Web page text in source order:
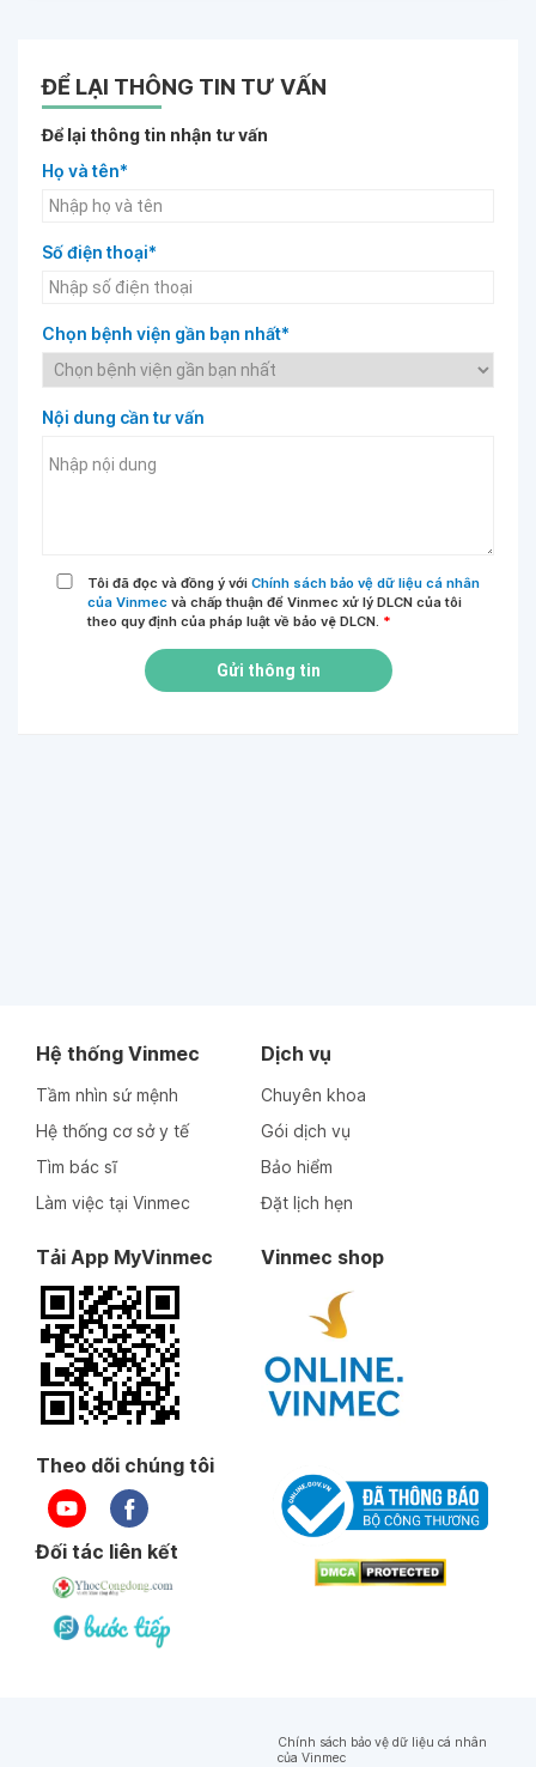
ĐỂ LẠI THÔNG TIN TƯ VẤN
Để lại thông tin nhận tư vấn
Họ và tên*
Số điện thoại*
Chọn bệnh viện gần bạn nhất*
Nội dung cần tư vấn
Tôi đã đọc và đồng ý với Chính sách bảo vệ dữ liệu cá nhân
của Vinmec và chấp thuận để Vinmec xử lý DLCN của tôi
theo quy định của pháp luật về bảo vệ DLCN. *
Gửi thông tin
Hệ thống Vinmec
Tầm nhìn sứ mệnh
Hệ thống cơ sở y tế
Tìm bác sĩ
Làm việc tại Vinmec
Dịch vụ
Chuyên khoa
Gói dịch vụ
Bảo hiểm
Đặt lịch hẹn
Tải App MyVinmec Vinmec shop
Theo dõi chúng tôi
Đối tác liên kết
Chính sách bảo vệ dữ liệu cá nhân
của Vinmec